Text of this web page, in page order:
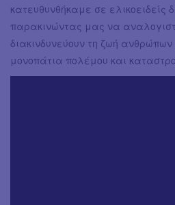
κατευθυνθήκαμε σε ελικοειδείς
παρακινώντας μας να
διακινδυνεύουν τη ζωή
μονοπάτια πολέμου και